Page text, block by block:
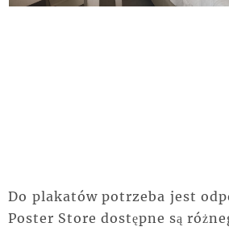
Do plakatów potrzeba jest
Poster Store dostępne są